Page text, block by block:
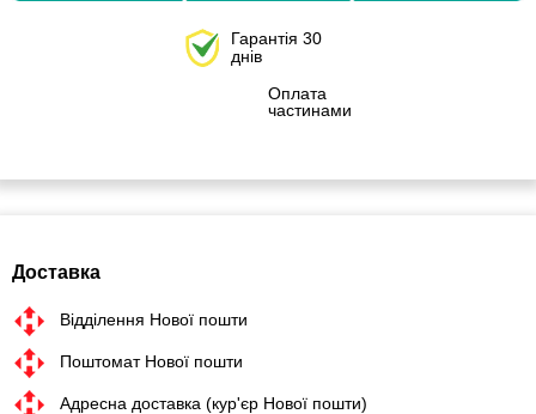
Гарантія 30
днів
Оплата
частинами
Доставка
Відділення Нової пошти
Поштомат Нової пошти
Адресна доставка (кур'єр Нової пошти)